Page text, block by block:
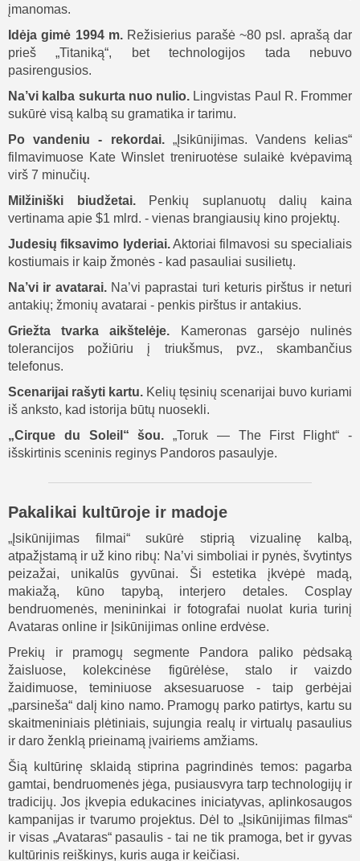
įmanomas.
Idėja gimė 1994 m. Režisierius parašė ~80 psl. aprašą dar
prieš „Titaniką“, bet technologijos tada nebuvo
pasirengusios.
Na’vi kalba sukurta nuo nulio. Lingvistas Paul R. Frommer
sukūrė visą kalbą su gramatika ir tarimu.
Po vandeniu - rekordai.„Įsikūnijimas. Vandens kelias“
filmavimuose Kate Winslet treniruotėse sulaikė kvėpavimą
virš 7 minučių.
Milžiniški biudžetai.Penkių suplanuotų dalių kaina
vertinama apie $1 mlrd. - vienas brangiausių kino projektų.
Judesių fiksavimo lyderiai.Aktoriai filmavosi su specialiais
kostiumais ir kaip žmonės - kad pasauliai susilietų.
Na’vi ir avatarai.Na’vi paprastai turi keturis pirštus ir neturi
antakių; žmonių avatarai - penkis pirštus ir antakius.
Griežta tvarka aikštelėje. Kameronas garsėjo nulinės
tolerancijos požiūriu į triukšmus, pvz., skambančius
telefonus.
Scenarijai rašyti kartu. Kelių tęsinių scenarijai buvo kuriami
iš anksto, kad istorija būtų nuosekli.
„Cirque du Soleil“ šou. „Toruk — The First Flight“ -
išskirtinis sceninis reginys Pandoros pasaulyje.
Pakalikai kultūroje ir madoje
„Įsikūnijimas filmai“ sukūrė stiprią vizualinę kalbą,
atpažįstamą ir už kino ribų: Na’vi simboliai ir pynės, švytintys
peizažai, unikalūs gyvūnai. Ši estetika įkvėpė madą,
makiažą, kūno tapybą, interjero detales. Cosplay
bendruomenės, menininkai ir fotografai nuolat kuria turinį
Avataras online ir Įsikūnijimas online erdvėse.
Prekių ir pramogų segmente Pandora paliko pėdsaką
žaisluose, kolekcinėse figūrėlėse, stalo ir vaizdo
žaidimuose, teminiuose aksesuaruose - taip gerbėjai
„parsineša“ dalį kino namo. Pramogų parko patirtys, kartu su
skaitmeniniais plėtiniais, sujungia realų ir virtualų pasaulius
ir daro ženklą prieinamą įvairiems amžiams.
Šią kultūrinę sklaidą stiprina pagrindinės temos: pagarba
gamtai, bendruomenės jėga, pusiausvyra tarp technologijų ir
tradicijų. Jos įkvepia edukacines iniciatyvas, aplinkosaugos
kampanijas ir tvarumo projektus. Dėl to „Įsikūnijimas filmas“
ir visas „Avataras“ pasaulis - tai ne tik pramoga, bet ir gyvas
kultūrinis reiškinys, kuris auga ir keičiasi.